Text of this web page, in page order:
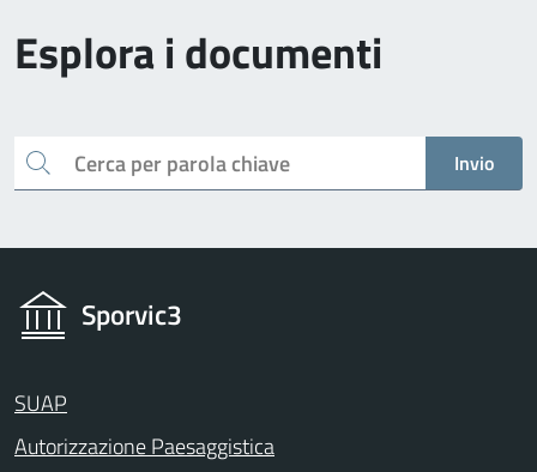
Esplora i documenti
Cerca Invio
Sporvic3
SUAP
Autorizzazione Paesaggistica